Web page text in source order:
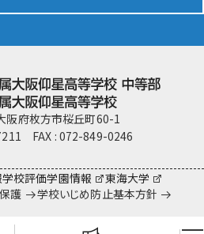
入試情報サイト
team Gyosei
阪府枚方市桜丘町60-1
FAX : 072-849-0246
学校評価学園情報
東海大学
護 学校いじめ防止基本方針